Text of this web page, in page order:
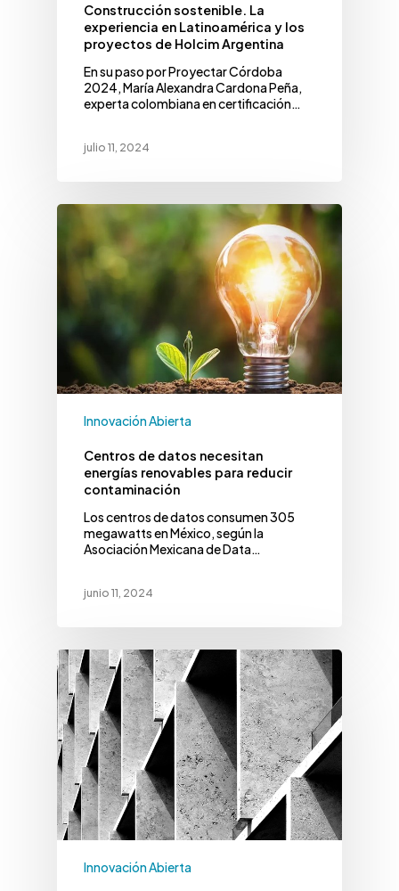
Construcción sostenible. La
experiencia en Latinoamérica y los
proyectos de Holcim Argentina
En su paso por Proyectar Córdoba
2024, María Alexandra Cardona Peña,
experta colombiana en certificación…
julio 11, 2024
Innovación Abierta
Centros de datos necesitan
energías renovables para reducir
contaminación
Los centros de datos consumen 305
megawatts en México, según la
Asociación Mexicana de Data…
junio 11, 2024
Innovación Abierta